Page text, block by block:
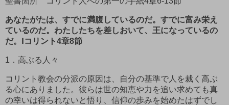
あなたがたは、すでに満腹しているのだ。すでに富み栄え
ているのだ。わたしたちを差しおいて、王になっているの
だ。 Ⅰコリント4章8節
1 ．高ぶる人々
コリント教会の分派の原因は、自分の基準で人を裁く高ぶ
る心にありました。彼らは世の知恵や力を追い求めても真
の幸いは得られないと悟り、信仰の歩みを始めたはずでし